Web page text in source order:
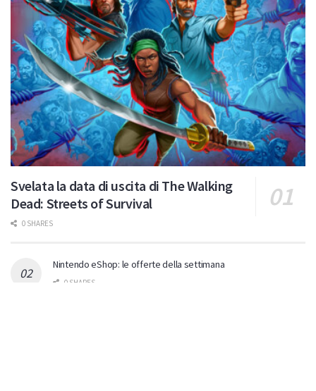
Svelata la data di uscita di The Walking
Dead: Streets of Survival
0 SHARES
Nintendo eShop: le offerte della settimana
0 SHARES